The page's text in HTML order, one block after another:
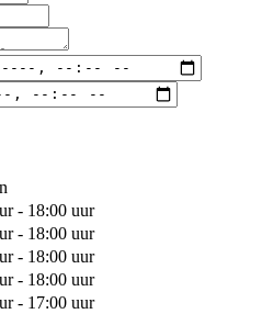
- 18:00 uur
- 18:00 uur
- 18:00 uur
- 18:00 uur
- 17:00 uur